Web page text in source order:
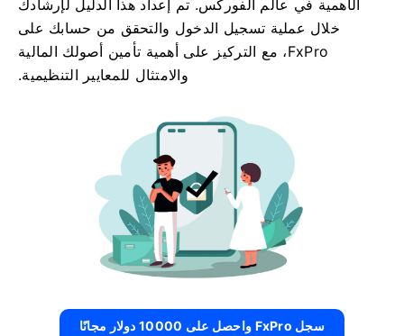
الأهمية في عالم الفوركس. تم إعداد هذا الدليل لإرشادك
خلال عملية تسجيل الدخول والتحقق من حسابك على
FxPro، مع التركيز على أهمية تأمين أصولك المالية
والامتثال للمعايير التنظيمية.
سجل FxPro واحصل على 10000 دولار مجانًا